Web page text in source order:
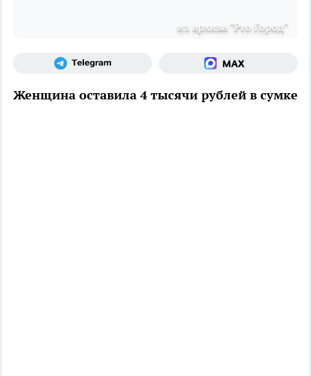
из архива "Pro Город"
Женщина оставила 4 тысячи рублей в сумке